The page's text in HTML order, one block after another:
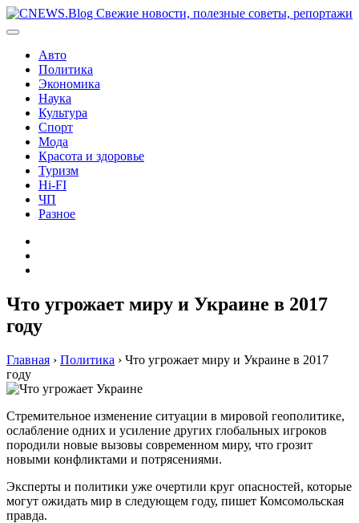
Перейти
к
Авто
Политика
Экономика
Наука
Культура
Спорт
Мода
Красота и здоровье
Туризм
Hi-FI
ЧП
Разное
Что угрожает миру и Украине в 2017
году
Главная › Политика › Что угрожает миру и Украине в 2017
году
Стремительное изменение ситуации в мировой геополитике,
ослабление одних и усиление других глобальных игроков
породили новые вызовы современном миру, что грозит
новыми конфликтами и потрясениями.
Эксперты и политики уже очертили круг опасностей, которые
могут ожидать мир в следующем году, пишет Комсомольская
правда.